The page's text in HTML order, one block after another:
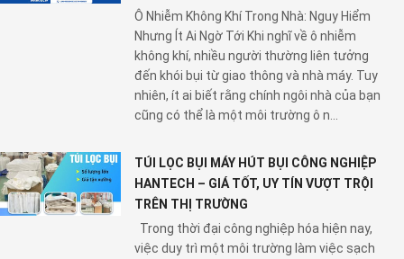
Ô Nhiễm Không Khí Trong Nhà: Nguy Hiểm
Nhưng Ít Ai Ngờ Tới Khi nghĩ về ô nhiễm
không khí, nhiều người thường liên tưởng
đến khói bụi từ giao thông và nhà máy. Tuy
nhiên, ít ai biết rằng chính ngôi nhà của bạn
cũng có thể là một môi trường ô n...
TÚI LỌC BỤI MÁY HÚT BỤI CÔNG NGHIỆP
HANTECH – GIÁ TỐT, UY TÍN VƯỢT TRỘI
TRÊN THỊ TRƯỜNG
Trong thời đại công nghiệp hóa hiện nay,
việc duy trì một môi trường làm việc sạch